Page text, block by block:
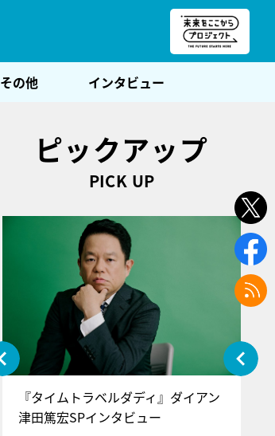
その他 インタビュー
ピックアップ
PICK UP
『タイムトラベルダディ』ダイアン
津田篤宏SPインタビュー